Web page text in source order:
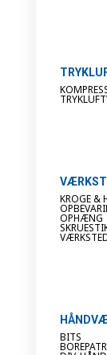
KROGE &
OPHÆNG
BITS